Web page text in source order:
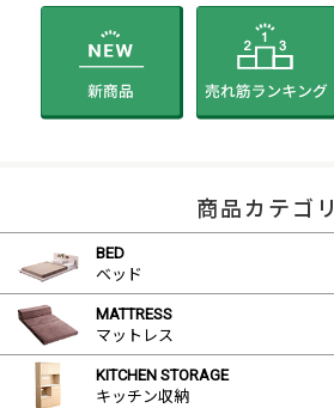
商品カテゴリ
BED
ベッド
MATTRESS
マットレス
KITCHEN STORAGE
キッチン収納